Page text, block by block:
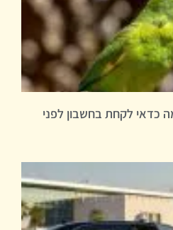
כדאי לקחת בחשבון לפני